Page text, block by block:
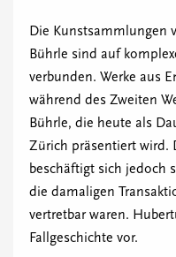
Die Kunstsammlungen
Bührle sind auf
verbunden. Werke aus
während des Zweiten
Bührle, die heute als
Zürich präsentiert wird.
beschäftigt sich jedoch
die damaligen
vertretbar waren.
Fallgeschichte vor.